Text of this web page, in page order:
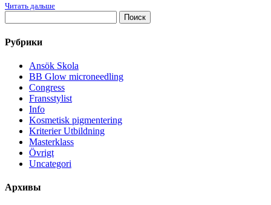
Читать дальше
Рубрики
Ansök Skola
BB Glow microneedling
Congress
Fransstylist
Info
Kosmetisk pigmentering
Kriterier Utbildning
Masterklass
Övrigt
Uncategori
Архивы